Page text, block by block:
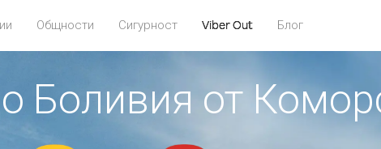
Общности Сигурност Viber Out Блог
Боливия от